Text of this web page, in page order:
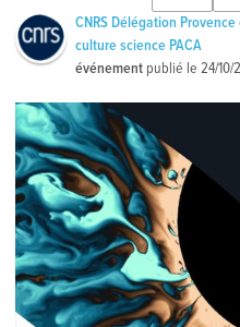
CNRS Délégation
culture science PACA
événement publié le24/10/